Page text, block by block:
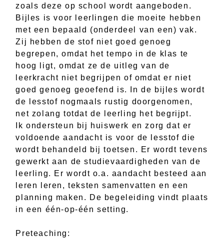
zoals deze op school wordt aangeboden.
Bijles is voor leerlingen die moeite hebben
met een bepaald (onderdeel van een) vak.
Zij hebben de stof niet goed genoeg
begrepen, omdat het tempo in de klas te
hoog ligt, omdat ze de uitleg van de
leerkracht niet begrijpen of omdat er niet
goed genoeg geoefend is. In de bijles wordt
de lesstof nogmaals rustig doorgenomen,
net zolang totdat de leerling het begrijpt.
Ik ondersteun bij huiswerk en zorg dat er
voldoende aandacht is voor de lesstof die
wordt behandeld bij toetsen. Er wordt tevens
gewerkt aan de studievaardigheden van de
leerling. Er wordt o.a. aandacht besteed aan
leren leren, teksten samenvatten en een
planning maken. De begeleiding vindt plaats
in een één-op-één setting.
Preteaching: